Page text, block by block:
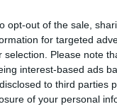
opt-out of the sale,
for targeted
selection. Please note
interest-based ads
to third parties
of your personal
totul a
pentruCNN